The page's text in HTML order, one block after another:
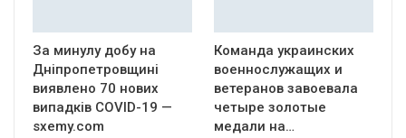
За минулу добу на
Дніпропетровщині
виявлено 70 нових
випадків COVID-19 —
sxemy.com
Команда украинских
военнослужащих и
ветеранов завоевала
четыре золотые
медали на…